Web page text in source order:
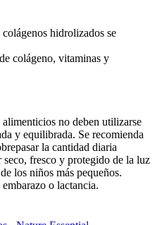
hidrolizados se
colágeno, vitaminas y
no deben utilizarse
y equilibrada. Se recomienda
la cantidad diaria
fresco y protegido de la luz
los niños más pequeños.
o lactancia.